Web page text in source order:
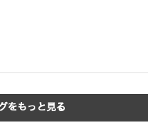
をもっと見る